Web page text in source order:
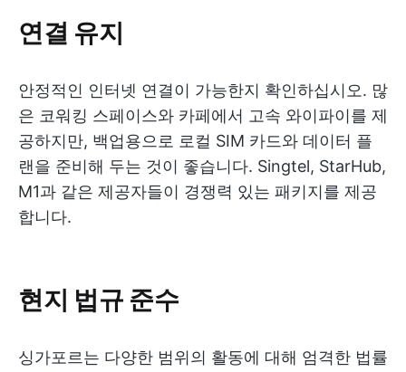
연결 유지
안정적인 인터넷 연결이 가능한지 확인하십시오. 많
은 코워킹 스페이스와 카페에서 고속 와이파이를 제
공하지만, 백업용으로 로컬 SIM 카드와 데이터 플
랜을 준비해 두는 것이 좋습니다. Singtel, StarHub,
M1과 같은 제공자들이 경쟁력 있는 패키지를 제공
합니다.
현지 법규 준수
싱가포르는 다양한 범위의 활동에 대해 엄격한 법률